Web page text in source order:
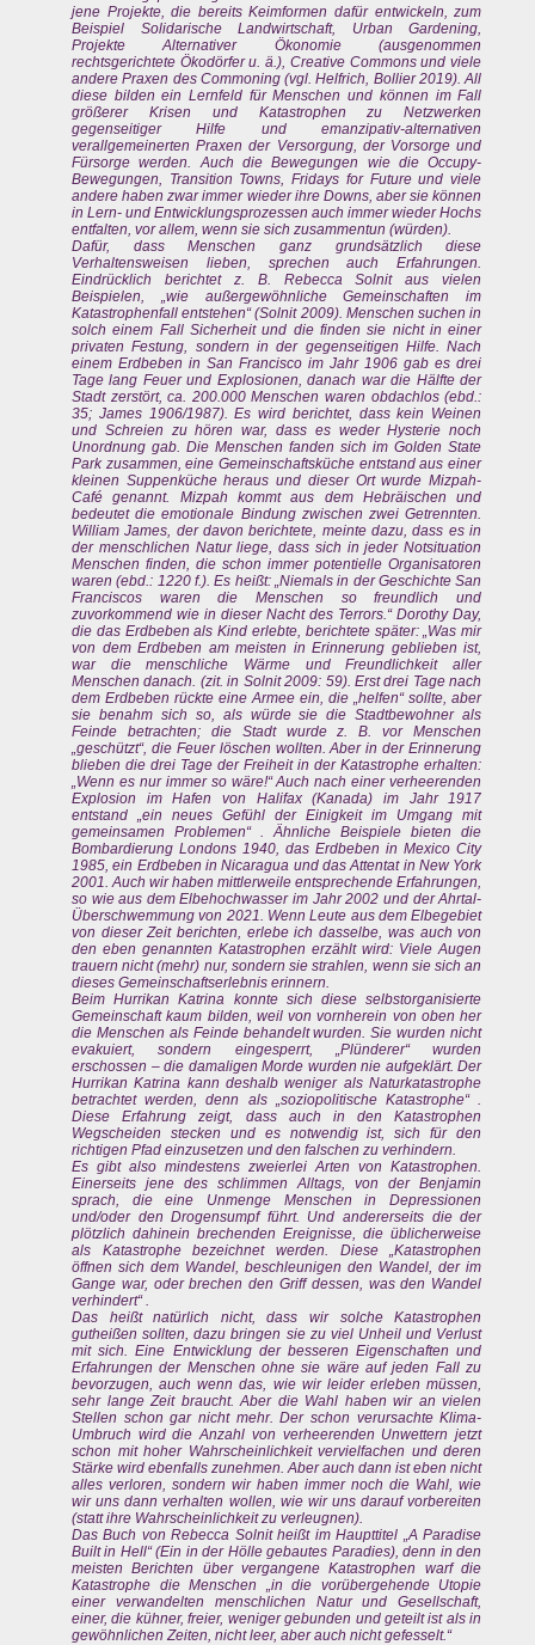
jene Projekte, die bereits Keimformen dafür entwickeln, zum
Beispiel Solidarische Landwirtschaft, Urban Gardening,
Projekte Alternativer Ökonomie (ausgenommen
rechtsgerichtete Ökodörfer u. ä.), Creative Commons und viele
andere Praxen des Commoning (vgl. Helfrich, Bollier 2019). All
diese bilden ein Lernfeld für Menschen und können im Fall
größerer Krisen und Katastrophen zu Netzwerken
gegenseitiger Hilfe und emanzipativ-alternativen
verallgemeinerten Praxen der Versorgung, der Vorsorge und
Fürsorge werden. Auch die Bewegungen wie die Occupy-
Bewegungen, Transition Towns, Fridays for Future und viele
andere haben zwar immer wieder ihre Downs, aber sie können
in Lern- und Entwicklungsprozessen auch immer wieder Hochs
entfalten, vor allem, wenn sie sich zusammentun (würden).
Dafür, dass Menschen ganz grundsätzlich diese
Verhaltensweisen lieben, sprechen auch Erfahrungen.
Eindrücklich berichtet z. B. Rebecca Solnit aus vielen
Beispielen, „wie außergewöhnliche Gemeinschaften im
Katastrophenfall entstehen“ (Solnit 2009). Menschen suchen in
solch einem Fall Sicherheit und die finden sie nicht in einer
privaten Festung, sondern in der gegenseitigen Hilfe. Nach
einem Erdbeben in San Francisco im Jahr 1906 gab es drei
Tage lang Feuer und Explosionen, danach war die Hälfte der
Stadt zerstört, ca. 200.000 Menschen waren obdachlos (ebd.:
35; James 1906/1987). Es wird berichtet, dass kein Weinen
und Schreien zu hören war, dass es weder Hysterie noch
Unordnung gab. Die Menschen fanden sich im Golden State
Park zusammen, eine Gemeinschaftsküche entstand aus einer
kleinen Suppenküche heraus und dieser Ort wurde Mizpah-
Café genannt. Mizpah kommt aus dem Hebräischen und
bedeutet die emotionale Bindung zwischen zwei Getrennten.
William James, der davon berichtete, meinte dazu, dass es in
der menschlichen Natur liege, dass sich in jeder Notsituation
Menschen finden, die schon immer potentielle Organisatoren
waren (ebd.: 1220 f.). Es heißt: „Niemals in der Geschichte San
Franciscos waren die Menschen so freundlich und
zuvorkommend wie in dieser Nacht des Terrors.“ Dorothy Day,
die das Erdbeben als Kind erlebte, berichtete später: „Was mir
von dem Erdbeben am meisten in Erinnerung geblieben ist,
war die menschliche Wärme und Freundlichkeit aller
Menschen danach. (zit. in Solnit 2009: 59). Erst drei Tage nach
dem Erdbeben rückte eine Armee ein, die „helfen“ sollte, aber
sie benahm sich so, als würde sie die Stadtbewohner als
Feinde betrachten; die Stadt wurde z. B. vor Menschen
„geschützt“, die Feuer löschen wollten. Aber in der Erinnerung
blieben die drei Tage der Freiheit in der Katastrophe erhalten:
„Wenn es nur immer so wäre!“ Auch nach einer verheerenden
Explosion im Hafen von Halifax (Kanada) im Jahr 1917
entstand „ein neues Gefühl der Einigkeit im Umgang mit
gemeinsamen Problemen“ . Ähnliche Beispiele bieten die
Bombardierung Londons 1940, das Erdbeben in Mexico City
1985, ein Erdbeben in Nicaragua und das Attentat in New York
2001. Auch wir haben mittlerweile entsprechende Erfahrungen,
so wie aus dem Elbehochwasser im Jahr 2002 und der Ahrtal-
Überschwemmung von 2021. Wenn Leute aus dem Elbegebiet
von dieser Zeit berichten, erlebe ich dasselbe, was auch von
den eben genannten Katastrophen erzählt wird: Viele Augen
trauern nicht (mehr) nur, sondern sie strahlen, wenn sie sich an
dieses Gemeinschaftserlebnis erinnern.
Beim Hurrikan Katrina konnte sich diese selbstorganisierte
Gemeinschaft kaum bilden, weil von vornherein von oben her
die Menschen als Feinde behandelt wurden. Sie wurden nicht
evakuiert, sondern eingesperrt, „Plünderer“ wurden
erschossen – die damaligen Morde wurden nie aufgeklärt. Der
Hurrikan Katrina kann deshalb weniger als Naturkatastrophe
betrachtet werden, denn als „soziopolitische Katastrophe“ .
Diese Erfahrung zeigt, dass auch in den Katastrophen
Wegscheiden stecken und es notwendig ist, sich für den
richtigen Pfad einzusetzen und den falschen zu verhindern.
Es gibt also mindestens zweierlei Arten von Katastrophen.
Einerseits jene des schlimmen Alltags, von der Benjamin
sprach, die eine Unmenge Menschen in Depressionen
und/oder den Drogensumpf führt. Und andererseits die der
plötzlich dahinein brechenden Ereignisse, die üblicherweise
als Katastrophe bezeichnet werden. Diese „Katastrophen
öffnen sich dem Wandel, beschleunigen den Wandel, der im
Gange war, oder brechen den Griff dessen, was den Wandel
verhindert“ .
Das heißt natürlich nicht, dass wir solche Katastrophen
gutheißen sollten, dazu bringen sie zu viel Unheil und Verlust
mit sich. Eine Entwicklung der besseren Eigenschaften und
Erfahrungen der Menschen ohne sie wäre auf jeden Fall zu
bevorzugen, auch wenn das, wie wir leider erleben müssen,
sehr lange Zeit braucht. Aber die Wahl haben wir an vielen
Stellen schon gar nicht mehr. Der schon verursachte Klima-
Umbruch wird die Anzahl von verheerenden Unwettern jetzt
schon mit hoher Wahrscheinlichkeit vervielfachen und deren
Stärke wird ebenfalls zunehmen. Aber auch dann ist eben nicht
alles verloren, sondern wir haben immer noch die Wahl, wie
wir uns dann verhalten wollen, wie wir uns darauf vorbereiten
(statt ihre Wahrscheinlichkeit zu verleugnen).
Das Buch von Rebecca Solnit heißt im Haupttitel „A Paradise
Built in Hell“ (Ein in der Hölle gebautes Paradies), denn in den
meisten Berichten über vergangene Katastrophen warf die
Katastrophe die Menschen „in die vorübergehende Utopie
einer verwandelten menschlichen Natur und Gesellschaft,
einer, die kühner, freier, weniger gebunden und geteilt ist als in
gewöhnlichen Zeiten, nicht leer, aber auch nicht gefesselt.“